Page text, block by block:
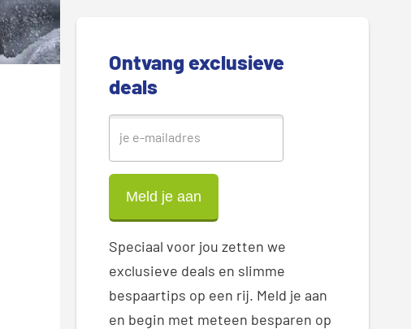
Ontvang exclusieve
deals
Speciaal voor jou zetten we
exclusieve deals en slimme
bespaartips op een rij. Meld je aan
en begin met meteen besparen op